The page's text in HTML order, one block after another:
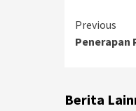
Previous
Penerapan
Berita